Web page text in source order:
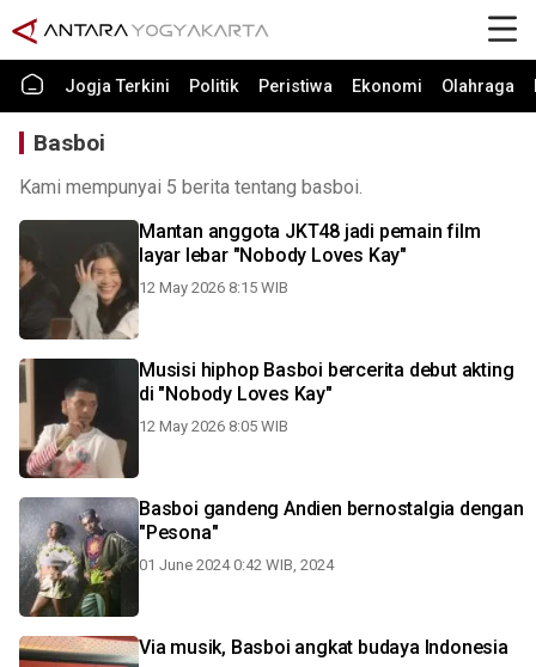
Jogja Terkini Politik Peristiwa Ekonomi Olahraga
Basboi
Kami mempunyai 5 berita tentang basboi.
Mantan anggota JKT48 jadi pemain film
layar lebar "Nobody Loves Kay"
12 May 2026 8:15 WIB
Musisi hiphop Basboi bercerita debut akting
di "Nobody Loves Kay"
12 May 2026 8:05 WIB
Basboi gandeng Andien bernostalgia dengan
"Pesona"
01 June 2024 0:42 WIB, 2024
Via musik, Basboi angkat budaya Indonesia